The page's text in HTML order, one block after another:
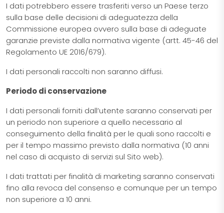
I dati potrebbero essere trasferiti verso un Paese terzo
sulla base delle decisioni di adeguatezza della
Commissione europea ovvero sulla base di adeguate
garanzie previste dalla normativa vigente (artt. 45-46 del
Regolamento UE 2016/679).
I dati personali raccolti non saranno diffusi.
Periodo di conservazione
I dati personali forniti dall’utente saranno conservati per
un periodo non superiore a quello necessario al
conseguimento della finalità per le quali sono raccolti e
per il tempo massimo previsto dalla normativa (10 anni
nel caso di acquisto di servizi sul Sito web).
I dati trattati per finalità di marketing saranno conservati
fino alla revoca del consenso e comunque per un tempo
non superiore a 10 anni.